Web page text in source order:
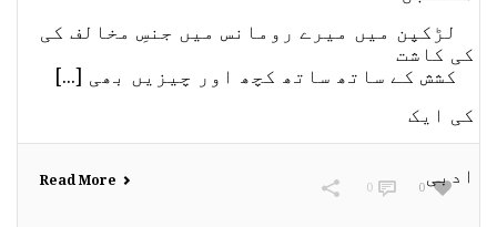
لڑکپن میں میرے رومانس میں جنسِ مخالف کی
کشش کے ساتھ ساتھ کچھ اور چیزیں بھی [...]
Read More 0
0